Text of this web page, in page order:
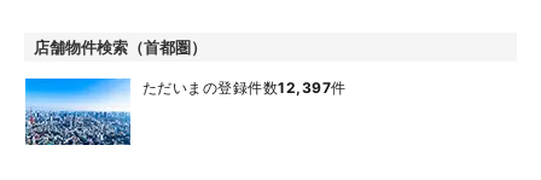
店舗物件検索（首都圏）
ただいまの登録件数12,397件